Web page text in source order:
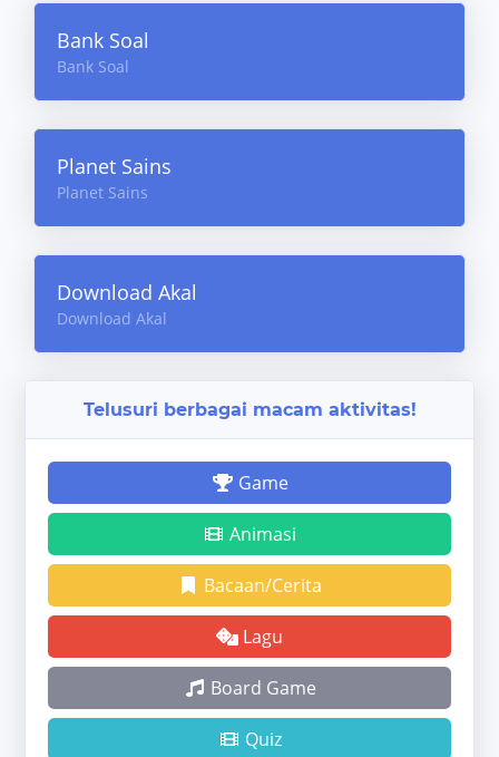
Bank Soal
Bank Soal
Planet Sains
Planet Sains
Download Akal
Download Akal
Telusuri berbagai macam aktivitas!
Game
Animasi
Bacaan/Cerita
Lagu
Board Game
Quiz